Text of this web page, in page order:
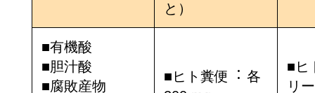
と）
■有機酸
■胆汁酸
■腐敗産物
■ヒト糞便︓ 各
■ヒ
リ